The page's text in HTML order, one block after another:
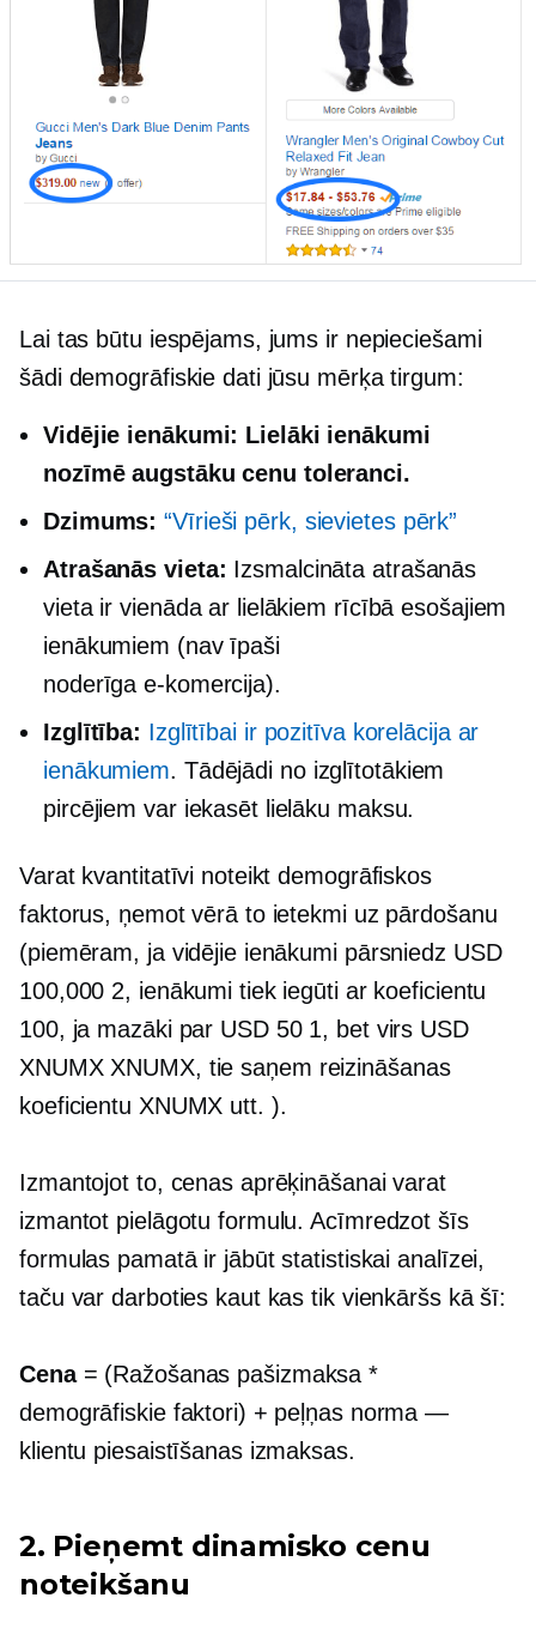
Lai tas būtu iespējams, jums ir nepieciešami
šādi demogrāfiskie dati jūsu mērķa tirgum:
Vidējie ienākumi: Lielāki ienākumi
nozīmē augstāku cenu toleranci.
Dzimums:“Vīrieši pērk, sievietes pērk”
Atrašanās vieta: Izsmalcināta atrašanās
vieta ir vienāda ar lielākiem rīcībā esošajiem
ienākumiem (nav īpaši
noderīgae-komercija).
Izglītība: Izglītībai ir pozitīva korelācija ar
ienākumiem. Tādējādi no izglītotākiem
pircējiem var iekasēt lielāku maksu.
Varat kvantitatīvi noteikt demogrāfiskos
faktorus, ņemot vērā to ietekmi uz pārdošanu
(piemēram, ja vidējie ienākumi pārsniedz USD
100,000 2, ienākumi tiek iegūti ar koeficientu
100, ja mazāki par USD 50 1, bet virs USD
XNUMX XNUMX, tie saņem reizināšanas
koeficientu XNUMX utt. ).
Izmantojot to, cenas aprēķināšanai varat
izmantot pielāgotu formulu. Acīmredzot šīs
formulas pamatā ir jābūt statistiskai analīzei,
taču var darboties kaut kas tik vienkāršs kā šī:
Сena= (Ražošanas pašizmaksa *
demogrāfiskie faktori) + peļņas norma —
klientu piesaistīšanas izmaksas.
2. Pieņemt dinamisko cenu
noteikšanu